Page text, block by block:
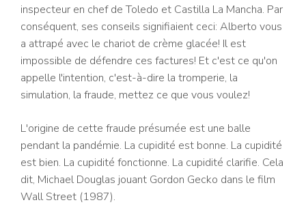
inspecteur en chef de Toledo et Castilla La Mancha. Par
conséquent, ses conseils signifiaient ceci: Alberto vous
a attrapé avec le chariot de crème glacée! Il est
impossible de défendre ces factures! Et c'est ce qu'on
appelle l'intention, c'est-à-dire la tromperie, la
simulation, la fraude, mettez ce que vous voulez!
L'origine de cette fraude présumée est une balle
pendant la pandémie. La cupidité est bonne. La cupidité
est bien. La cupidité fonctionne. La cupidité clarifie. Cela
dit, Michael Douglas jouant Gordon Gecko dans le film
Wall Street (1987).